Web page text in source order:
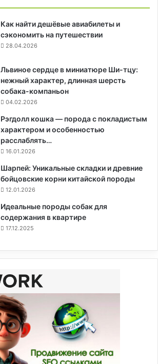
Как найти дешёвые авиабилеты и
сэкономить на путешествии
28.04.2026
Львиное сердце в миниатюре Ши-тцу:
нежный характер, длинная шерсть
собака-компаньон
04.02.2026
Рэгдолл кошка — порода с покладистым
характером и особенностью
расслаблять…
16.01.2026
Шарпей: Уникальные складки и древние
бойцовские корни китайской породы
12.01.2026
Идеальные породы собак для
содержания в квартире
17.12.2025